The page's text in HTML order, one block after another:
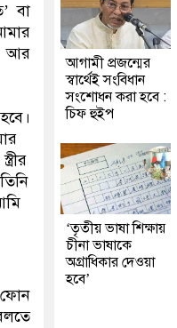
বা
আর
ফোন
আগামী প্রজন্মের
স্বার্থেই সংবিধান
সংশোধন করা হবে :
চিফ হুইপ
‘তৃতীয় ভাষা শিক্ষায়
চীনা ভাষাকে
অগ্রাধিকার দেওয়া
হবে’